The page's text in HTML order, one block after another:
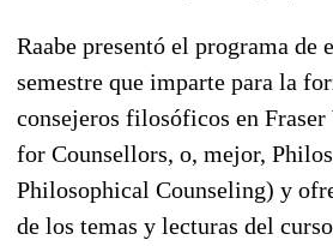
Raabe presentó el programa de
semestre que imparte para la
consejeros filosóficos en
for Counsellors, o, mejor,
Philosophical Counseling) y
de los temas y lecturas del